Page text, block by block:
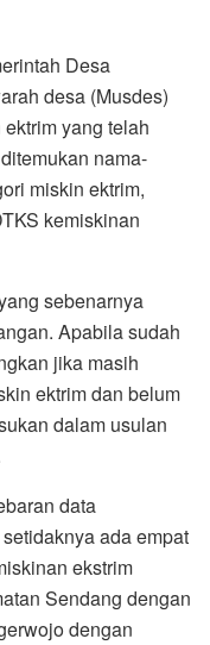
Desa
desa (Musdes)
yang telah
nama-
miskin ektrim,
kemiskinan
sebenarnya
Apabila sudah
jika masih
ektrim dan belum
dalam usulan
data
ada empat
ekstrim
Sendang dengan
dengan